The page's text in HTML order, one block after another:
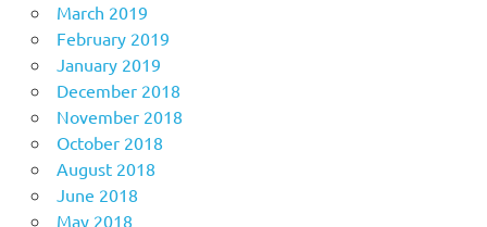
March 2019
February 2019
January 2019
December 2018
November 2018
October 2018
August 2018
June 2018
May 2018